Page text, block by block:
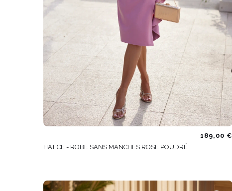
189,00 €
HATICE - ROBE SANS MANCHES ROSE POUDRÉ